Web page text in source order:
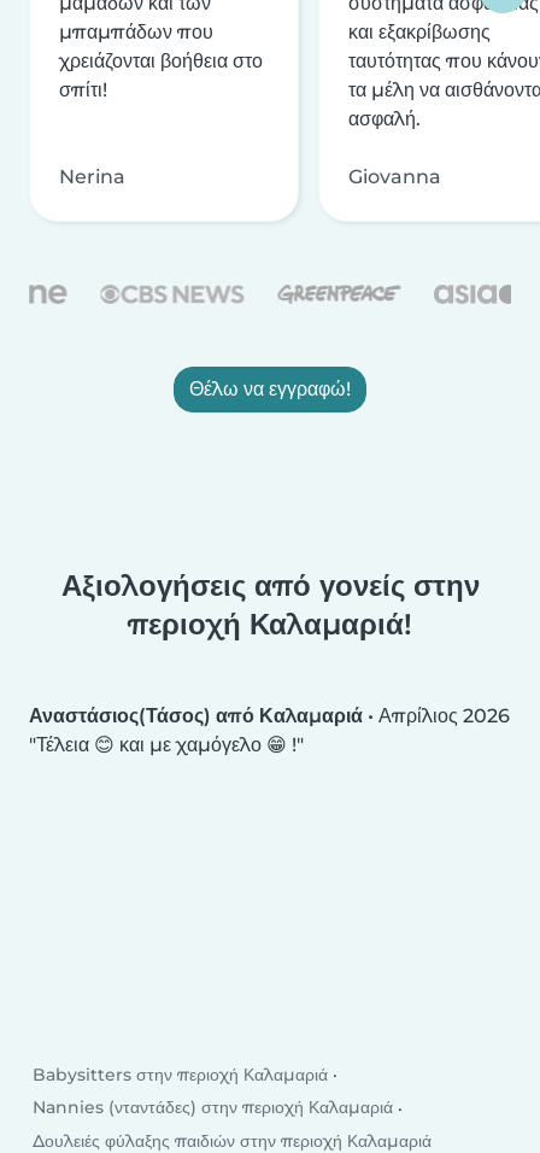
μπαμπάδων που
χρειάζονται βοήθεια στο
σπίτι!
Nerina
και εξακρίβωσης
ταυτότητας που
τα μέλη να
ασφαλή.
Giovanna
Θέλω να εγγραφώ!
Αξιολογήσεις από γονείς στην
περιοχή Καλαμαριά!
Αναστάσιος(Τάσος) από Καλαμαριά • Απρίλιος 2026
Τέλεια 😊 και με χαμόγελο 😁 !
Babysitters στην περιοχή Καλαμαριά
Nannies (νταντάδες) στην περιοχή Καλαμαριά
Δουλειές φύλαξης παιδιών στην περιοχή Καλαμαριά